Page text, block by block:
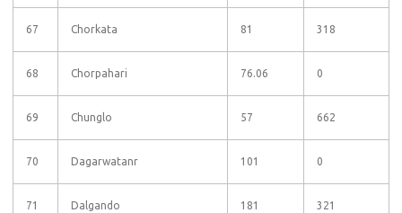
67 Chorkata 81 318
68 Chorpahari 76.06 0
69 Chunglo 57 662
70 Dagarwatanr 101 0
71 Dalgando 181 321